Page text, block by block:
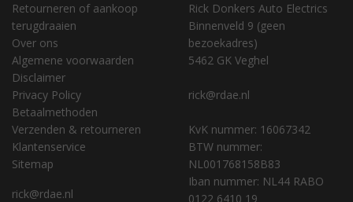
Retourneren of aankoop
terugdraaien
Over ons
Algemene voorwaarden
Disclaimer
Privacy Policy
Betaalmethoden
Verzenden & retourneren
Klantenservice
Sitemap
rick@rdae.nl
Rick Donkers Auto Electrics
Binnenveld 9 (geen
bezoekadres)
5462 GK Veghel
rick@rdae.nl
KvK nummer: 16067342
BTW nummer:
NL001768158B83
Iban nummer: NL44 RABO
0122 6410 19